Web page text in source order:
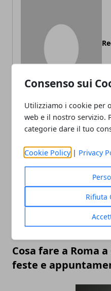
Consenso sui
Utilizziamo i cookie per
web e il nostro servizio.
categorie dare il tuo
Cookie Policy | Privacy
Rifiuta
Cosa fare a Roma
feste e